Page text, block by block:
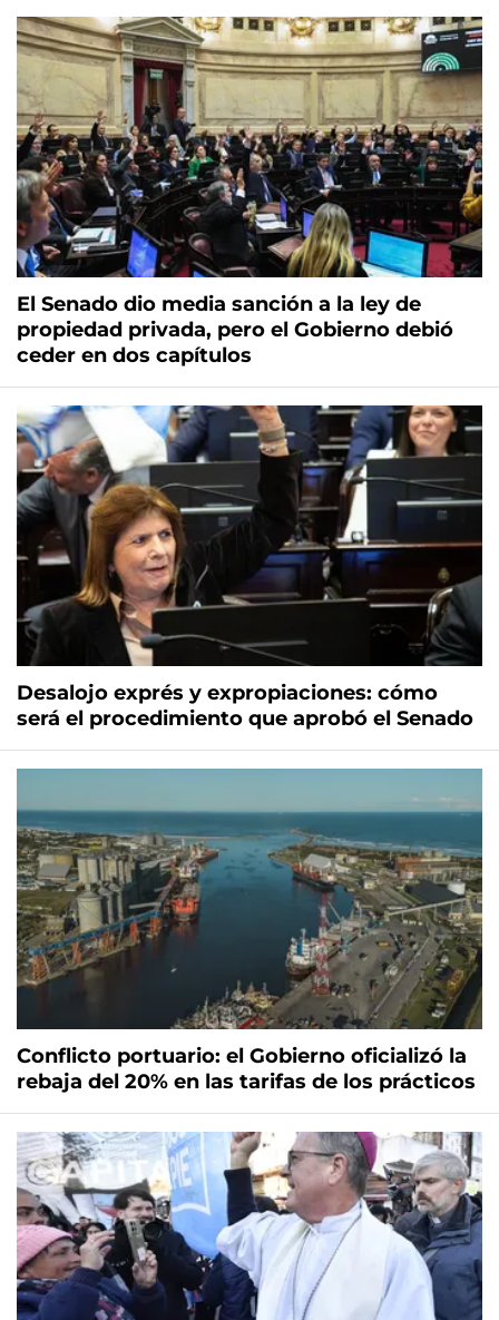
El Senado dio media sanción a la ley de
propiedad privada, pero el Gobierno debió
ceder en dos capítulos
Desalojo exprés y expropiaciones: cómo
será el procedimiento que aprobó el Senado
Conflicto portuario: el Gobierno oficializó la
rebaja del 20% en las tarifas de los prácticos